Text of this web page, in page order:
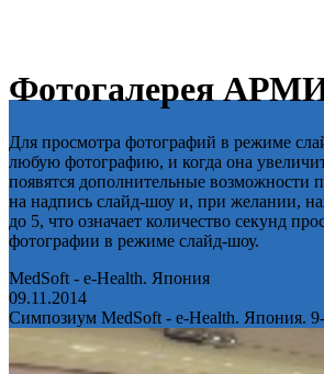
Фотогалерея
Для просмотра фотографий в режиме
любую фотографию, и когда она
появятся дополнительные возможности
на надпись слайд-шоу и, при желании,
до 5, что означает количество секунд
фотографии в режиме слайд-шоу.
MedSoft - e-Health. Япония
09.11.2014
Симпозиум MedSoft - e-Health. Япония.